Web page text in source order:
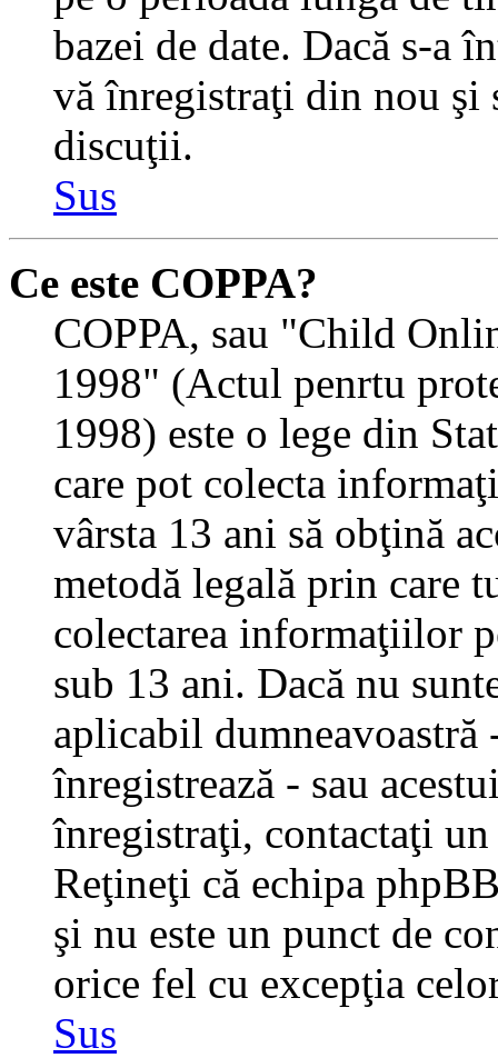
bazei de date. Dacă s-a
vă înregistraţi din nou
discuţii.
Sus
Ce este COPPA?
COPPA, sau "Child
1998" (Actul penrtu
1998) este o lege din
care pot colecta
vârsta 13 ani să obţină
metodă legală prin care
colectarea informaţiilor
sub 13 ani. Dacă nu
aplicabil dumneavoastră
înregistrează - sau
înregistraţi, contactaţi
Reţineţi că echipa
şi nu este un punct de
orice fel cu excepţia
Sus